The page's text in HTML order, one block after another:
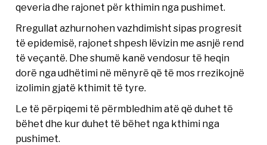
qeveria dhe rajonet për kthimin nga pushimet.
Rregullat azhurnohen vazhdimisht sipas progresit
të epidemisë, rajonet shpesh lëvizin me asnjë rend
të veçantë. Dhe shumë kanë vendosur të heqin
dorë nga udhëtimi në mënyrë që të mos rrezikojnë
izolimin gjatë kthimit të tyre.
Le të përpiqemi të përmbledhim atë që duhet të
bëhet dhe kur duhet të bëhet nga kthimi nga
pushimet.